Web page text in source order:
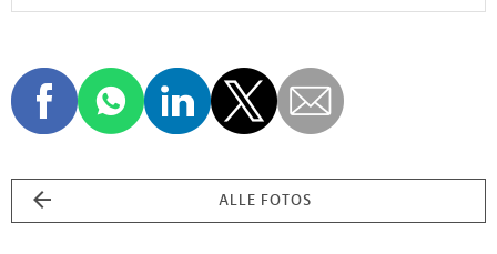
ALLE FOTOS